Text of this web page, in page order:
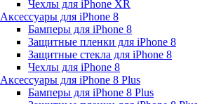
Чехлы для iPhone XR
Аксессуары для iPhone 8
Бамперы для iPhone 8
Защитные пленки для iPhone 8
Защитные стекла для iPhone 8
Чехлы для iPhone 8
Аксессуары для iPhone 8 Plus
Бамперы для iPhone 8 Plus